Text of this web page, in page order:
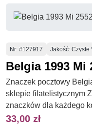
Numer
Nr: #127917 Jakość: Czyste
Belgia 1993 Mi
Znaczek pocztowy
sklepie filatelistycznym
znaczków dla każdego
33,00 zł